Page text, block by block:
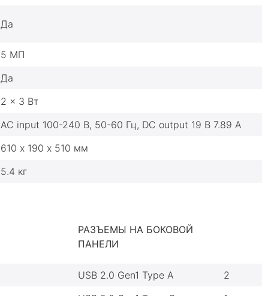
Да
5 МП
Да
2 x 3 Вт
AC input 100-240 В, 50-60 Гц, DC output 19 В 7.89 A
610 х 190 х 510 мм
5.4 кг
РАЗЪЕМЫ НА БОКОВОЙ
ПАНЕЛИ
USB 2.0 Gen1 Type A
2